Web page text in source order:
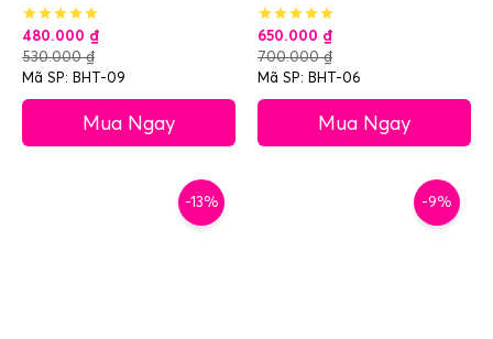
480.000 ₫
530.000₫
Mã SP: BHT-09
Mua Ngay
650.000 ₫
700.000₫
Mã SP: BHT-06
Mua Ngay
-13% -9%